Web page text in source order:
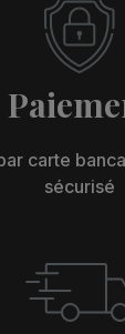
carte
sécurisé